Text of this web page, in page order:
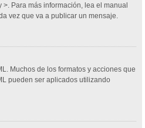
>. Para más información, lea el manual
vez que va a publicar un mensaje.
Muchos de los formatos y acciones que
pueden ser aplicados utilizando